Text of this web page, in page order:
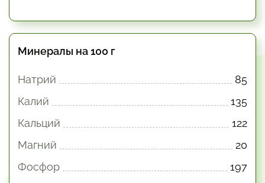
Минералы на 100 г
Натрий
85
Калий
135
Кальций
122
Магний
20
Фосфор
197